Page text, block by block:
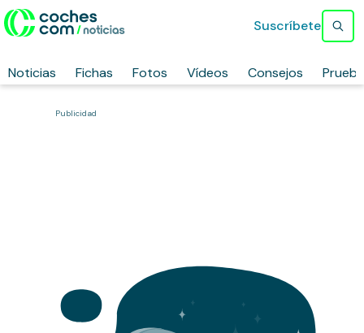
Noticias Fichas Fotos Vídeos Consejos
Suscríbete
Publicidad